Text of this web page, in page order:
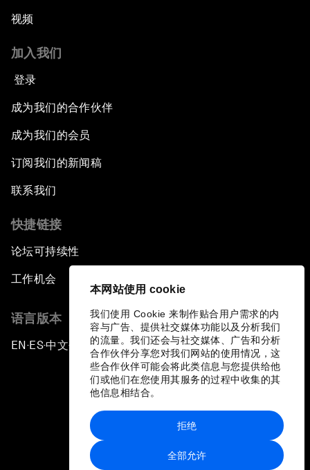
本网站使用 cookie
我们使用 Cookie 来制作贴合用户需求的内
容与广告、提供社交媒体功能以及分析我们
的流量。我们还会与社交媒体、广告和分析
合作伙伴分享您对我们网站的使用情况，这
些合作伙伴可能会将此类信息与您提供给他
们或他们在您使用其服务的过程中收集的其
他信息相结合。
全部允许
拒绝
视频
加入我们
登录
成为我们的合作伙伴
成为我们的会员
订阅我们的新闻稿
联系我们
快捷链接
论坛可持续性
工作机会
语言版本
EN ▪ES▪中文▪ 日本語
站点地图